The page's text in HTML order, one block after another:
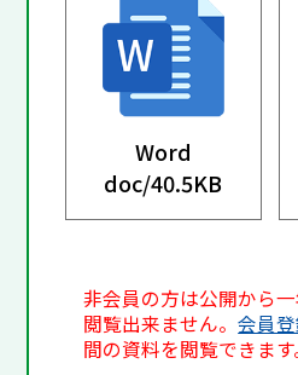
Word
doc/40.5KB
非会員の方は公開から
閲覧出来ません。会員
間の資料を閲覧できます